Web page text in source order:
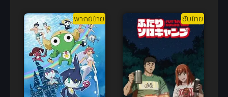
พากย์ไทย ซับไทย